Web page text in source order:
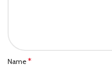
Name*